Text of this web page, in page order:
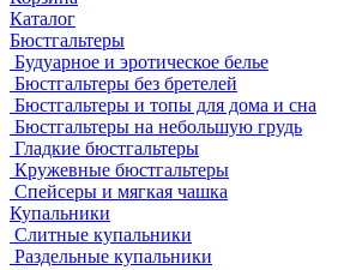
Каталог
Бюстгальтеры
Будуарное и эротическое белье
Бюстгальтеры без бретелей
Бюстгальтеры и топы для дома и сна
Бюстгальтеры на небольшую грудь
Гладкие бюстгальтеры
Кружевные бюстгальтеры
Спейсеры и мягкая чашка
Купальники
Слитные купальники
Раздельные купальники